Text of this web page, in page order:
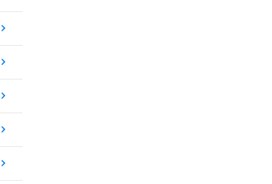
keyboard_arrow_right
keyboard_arrow_right
keyboard_arrow_right
keyboard_arrow_right
keyboard_arrow_right